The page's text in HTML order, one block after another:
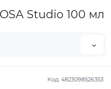
Studio 100 мл
Код: 4823098526353